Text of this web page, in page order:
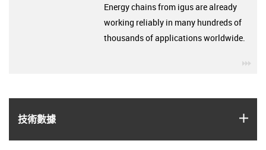
技術數據
Energy chains from igus are already
working reliably in many hundreds of
thousands of applications worldwide.